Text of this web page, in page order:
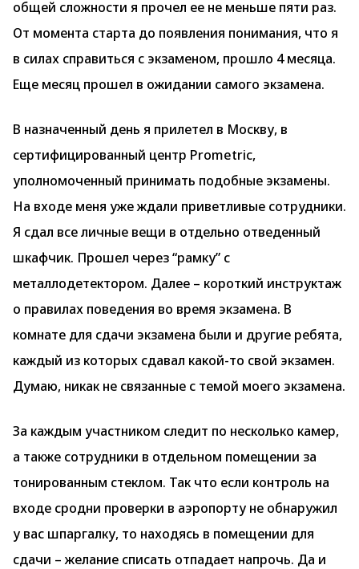
общей сложности я прочел ее не меньше пяти раз.
От момента старта до появления понимания, что я
в силах справиться с экзаменом, прошло 4 месяца.
Еще месяц прошел в ожидании самого экзамена.
В назначенный день я прилетел в Москву, в
сертифицированный центр Prometric,
уполномоченный принимать подобные экзамены.
На входе меня уже ждали приветливые сотрудники.
Я сдал все личные вещи в отдельно отведенный
шкафчик. Прошел через “рамку” с
металлодетектором. Далее – короткий инструктаж
о правилах поведения во время экзамена. В
комнате для сдачи экзамена были и другие ребята,
каждый из которых сдавал какой-то свой экзамен.
Думаю, никак не связанные с темой моего экзамена.
За каждым участником следит по несколько камер,
а также сотрудники в отдельном помещении за
тонированным стеклом. Так что если контроль на
входе сродни проверки в аэропорту не обнаружил
у вас шпаргалку, то находясь в помещении для
сдачи – желание списать отпадает напрочь. Да и